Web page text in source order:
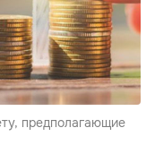
предполагающие